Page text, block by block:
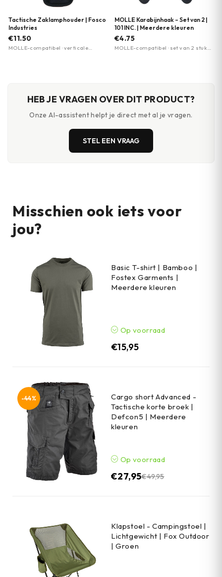
Tactische Zaklamphouder | Fosco
Industries
€11.50
MOLLE-compatibel · verticale
MOLLE Karabijnhaak – Set van 2 |
101 INC. | Meerdere kleuren
€4.75
MOLLE-compatibel · set van 2 stuks ·
HEB JE VRAGEN OVER DIT PRODUCT?
Onze AI-assistent helpt je direct met al je vragen.
STEL EEN VRAAG
Misschien ook iets voor
jou?
Basic T-shirt | Bamboo |
Fostex Garments |
Meerdere kleuren
Op voorraad
€15,95
-44%
Cargo short Advanced -
Tactische korte broek |
Defcon5 | Meerdere
kleuren
Op voorraad
€49,95
€27,95
Klapstoel - Campingstoel |
Lichtgewicht | Fox Outdoor
| Groen